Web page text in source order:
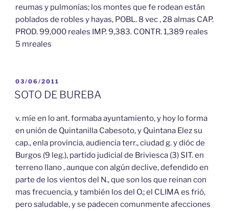
reumas y pulmonías; los montes que fe rodean están
poblados de robles y hayas, POBL. 8 vec , 28 almas CAP.
PROD. 99,000 reales IMP. 9,383. CONTR. 1,389 reales
5 mreales
PUBLICADO
EL
03/06/2011
SOTO DE BUREBA
v. míe en lo ant. formaba ayuntamiento, y hoy lo forma
en unión de Quintanilla Cabesoto, y Quintana Elez su
cap., enla provincia, audiencia terr., ciudad g. y dióc de
Burgos (9 leg.), partido judicial de Briviesca (3) SIT. en
terreno llano , aunque con algún declive, defendido en
parte de los vientos del N., que son los que reinan con
mas frecuencia, y también los del O.; el CLIMA es frió,
pero saludable, y se padecen comunmente afecciones